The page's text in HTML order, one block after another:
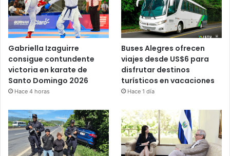
Gabriella Izaguirre
consigue contundente
victoria en karate de
Santo Domingo 2026
Hace 4 horas
Buses Alegres ofrecen
viajes desde US$6 para
disfrutar destinos
turísticos en vacaciones
Hace 1 día